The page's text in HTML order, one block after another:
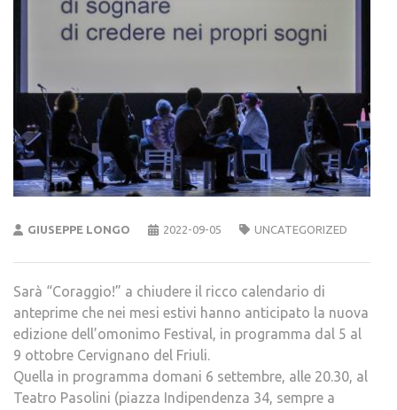
GIUSEPPE LONGO 2022-09-05 UNCATEGORIZED
Sarà “Coraggio!” a chiudere il ricco calendario di
anteprime che nei mesi estivi hanno anticipato la nuova
edizione dell’omonimo Festival, in programma dal 5 al
9 ottobre Cervignano del Friuli.
Quella in programma domani 6 settembre, alle 20.30, al
Teatro Pasolini (piazza Indipendenza 34, sempre a